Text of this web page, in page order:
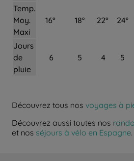
Temp.
Moy.
Maxi
16° 18° 22° 24°
Jours
de
pluie
6 5 4 5
Découvrez tous nos voyages à
Découvrez aussi toutes nos
et nos séjours à vélo en Espagne.